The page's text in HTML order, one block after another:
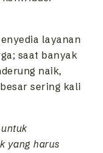
layanan
saat banyak
naik,
sering kali
yang harus